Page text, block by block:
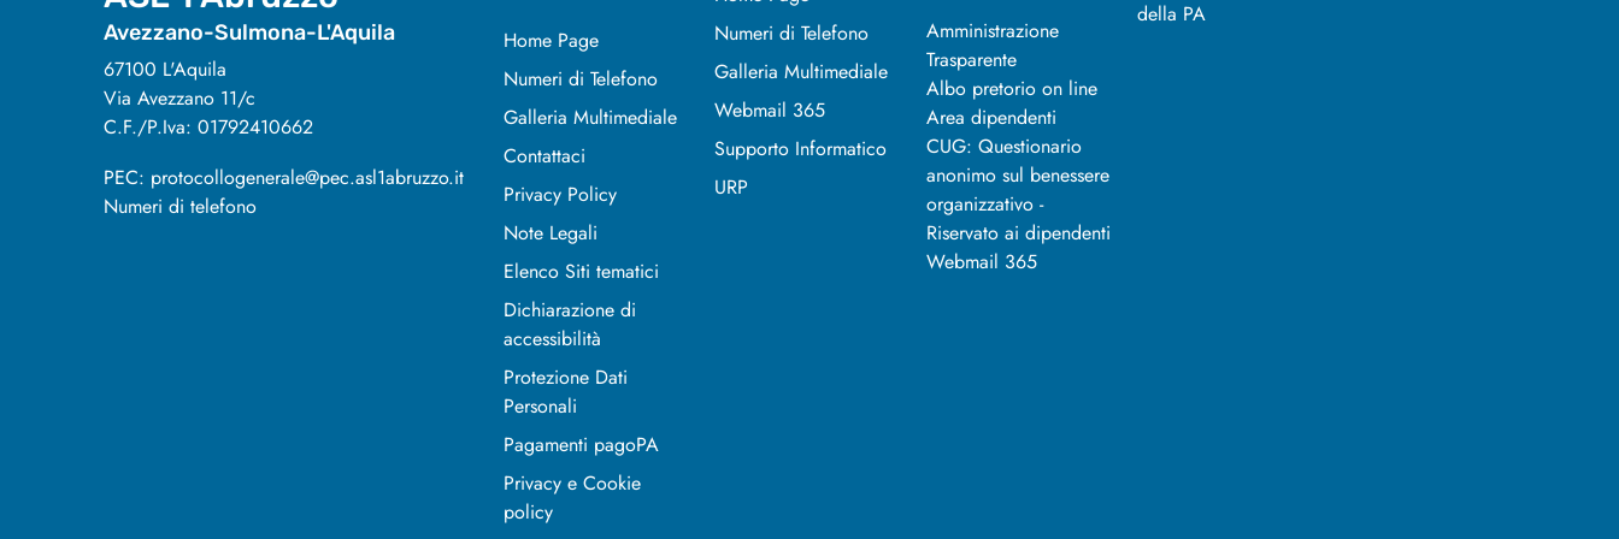
Avezzano-Sulmona-L'Aquila
67100 L'Aquila
Via Avezzano 11/c
C.F./P.Iva: 01792410662
PEC: protocollogenerale@pec.asl1abruzzo.it
Numeri di telefono
Home Page
Numeri di Telefono
Galleria Multimediale
Contattaci
Privacy Policy
Note Legali
Elenco Siti tematici
Dichiarazione di
accessibilità
Protezione Dati
Personali
Pagamenti pagoPA
Privacy e Cookie
policy
Numeri di Telefono
Galleria Multimediale
Webmail 365
Supporto Informatico
URP
Amministrazione
Trasparente
Albo pretorio on line
Area dipendenti
CUG: Questionario
anonimo sul benessere
organizzativo -
Riservato ai dipendenti
Webmail 365